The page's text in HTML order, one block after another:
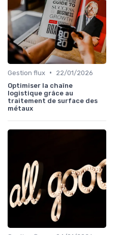
Gestion flux •
22/01/2026
Optimiser la chaîne
logistique grâce au
traitement de surface des
métaux